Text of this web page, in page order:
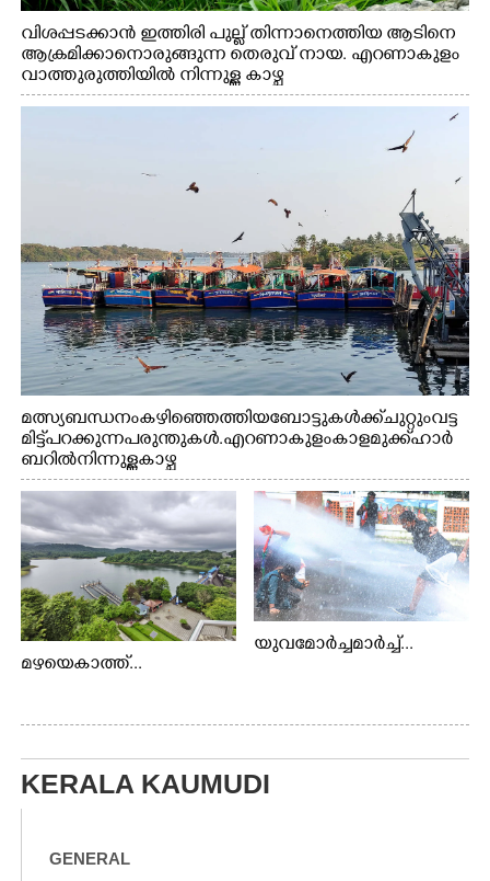
വിശപ്പടക്കാൻ ഇത്തിരി പുല്ല് തിന്നാനെത്തിയ ആടിനെ
ആക്രമിക്കാനൊരുങ്ങുന്ന തെരുവ് നായ. എറണാകുളം
വാത്തുരുത്തിയിൽ നിന്നുള്ള കാഴ്ച
മത്സ്യബന്ധനം കഴിഞ്ഞെത്തിയ ബോട്ടുകൾക്ക് ചുറ്റും വട്ട
മിട്ട് പറക്കുന്ന പരുന്തുകൾ. എറണാകുളം കാളമുക്ക് ഹാർ
ബറിൽ നിന്നുള്ള കാഴ്ച
മഴയെകാത്ത്...
യുവമോർച്ചമാർച്ച്...
KERALA KAUMUDI
GENERAL